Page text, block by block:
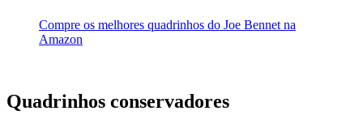
Compre os melhores quadrinhos do Joe Bennet na
Amazon
Quadrinhos conservadores